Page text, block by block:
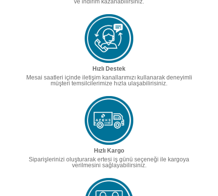
ve indirim kazanabilirsiniz.
Hızlı Destek
Mesai saatleri içinde iletişim kanallarımızı kullanarak deneyimli
müşteri temsilcilerimize hızla ulaşabilirisiniz.
Hızlı Kargo
Siparişlerinizi oluşturarak ertesi iş günü seçeneği ile kargoya
verilmesini sağlayabilirsiniz.